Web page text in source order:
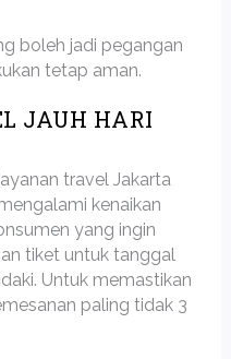
boleh jadi pegangan
tetap aman.
JAUH HARI
travel Jakarta
kenaikan
yang ingin
tiket untuk tanggal
Untuk memastikan
paling tidak 3